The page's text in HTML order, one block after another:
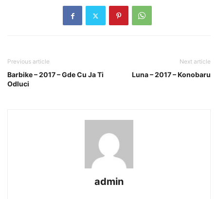
Previous article
Barbike – 2017 – Gde Cu Ja Ti
Odluci
Next article
Luna – 2017 – Konobaru
admin